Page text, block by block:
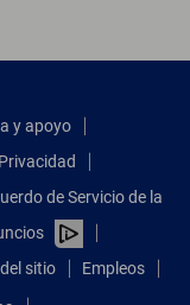
y apoyo
Privacidad
de Servicio de la
sitio Empleos